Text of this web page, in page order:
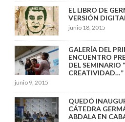
EL LIBRO DE
VERSIÓN
junio 18, 2015
GALERÍA DEL
ENCUENTRO
DEL SEMINARIO
CREATIVIDAD…”
junio 9, 2015
QUEDÓ
CÁTEDRA
ABDALA EN